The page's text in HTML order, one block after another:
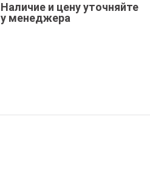
Наличие и цену уточняйте
у менеджера